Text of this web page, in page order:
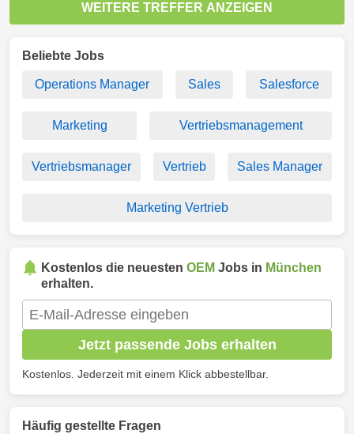
WEITERE TREFFER ANZEIGEN
Beliebte Jobs
Operations Manager Sales Salesforce
Marketing Vertriebsmanagement
Vertriebsmanager Vertrieb Sales Manager
Marketing Vertrieb
Kostenlos die neuesten OEM Jobs in München
erhalten.
Jetzt passende Jobs erhalten
Kostenlos. Jederzeit mit einem Klick abbestellbar.
Häufig gestellte Fragen